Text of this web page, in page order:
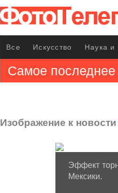
Все Искусство Наука и
Самое последнее
Изображение к новости
Эффект
Мексики.